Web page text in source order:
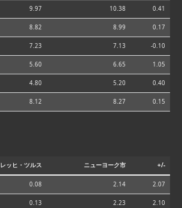
9.97 10.38 0.41
8.82 8.99 0.17
7.23 7.13 -0.10
5.60 6.65 1.05
4.80 5.20 0.40
8.12 8.27 0.15
レッヒ・ツルス ニューヨーク市 +/-
0.08 2.14 2.07
0.13 2.23 2.10